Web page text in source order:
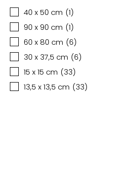
40 x 50 cm (1)
90 x 90 cm (1)
60 x 80 cm (6)
30 x 37,5 cm (6)
15 x 15 cm (33)
13,5 x 13,5 cm (33)